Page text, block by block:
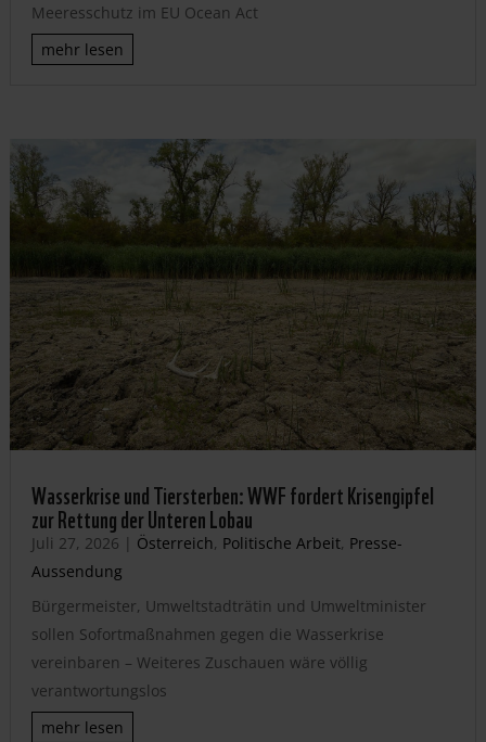
Meeresschutz im EU Ocean Act
mehr lesen
Wasserkrise und Tiersterben: WWF fordert Krisengipfel
zur Rettung der Unteren Lobau
Juli 27, 2026 | Österreich, Politische Arbeit, Presse-
Aussendung
Bürgermeister, Umweltstadträtin und Umweltminister
sollen Sofortmaßnahmen gegen die Wasserkrise
vereinbaren – Weiteres Zuschauen wäre völlig
verantwortungslos
mehr lesen